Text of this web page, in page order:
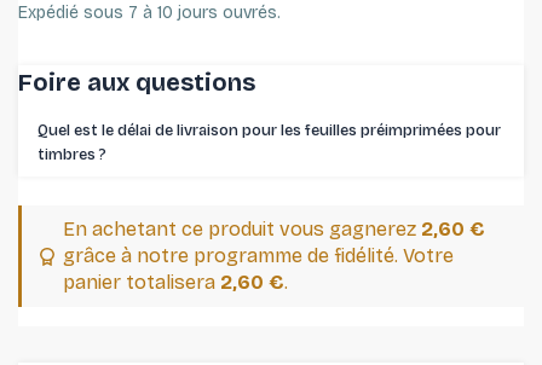
Expédié sous 7 à 10 jours ouvrés.
Foire aux questions
Quel est le délai de livraison pour les feuilles préimprimées pour
timbres ⁠?
En achetant ce produit vous gagnerez 2,60 €
grâce à notre programme de fidélité. Votre
panier totalisera 2,60 €.